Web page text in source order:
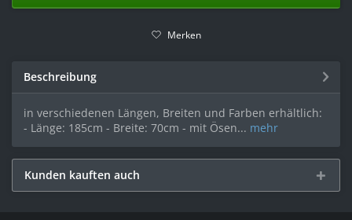
Merken
Beschreibung
in verschiedenen Längen, Breiten und Farben erhältlich:
- Länge: 185cm - Breite: 70cm - mit Ösen... mehr
Kunden kauften auch